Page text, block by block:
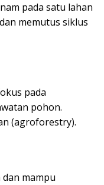
pada satu lahan
memutus siklus
pada
pohon.
(agroforestry).
mampu